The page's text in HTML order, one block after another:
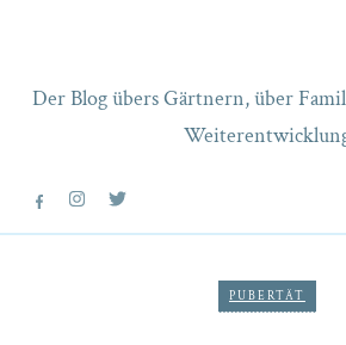
Der Blog übers Gärtnern, über
PUBERTÄT